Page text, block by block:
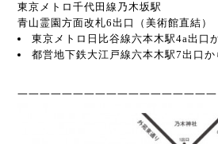
東京メトロ千代田線乃木坂駅
青山霊園方面改札6出口（美術館直結）
東京メトロ日比谷線六本木駅4a出口
都営地下鉄大江戸線六本木駅7出口
一一一一一一一一一一一一一一一一一一